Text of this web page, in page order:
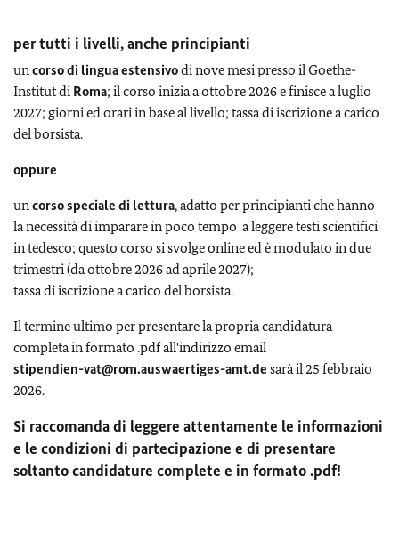
per tutti i livelli, anche principianti
uncorso di lingua estensivodi nove mesi presso il Goethe-
Institut di Roma; il corso inizia a ottobre 2026 e finisce a luglio
2027; giorni ed orari in base al livello; tassa di iscrizione a carico
del borsista.
oppure
uncorso speciale di lettura, adatto per principianti che hanno
la necessità di imparare in poco tempo a leggere testi scientifici
in tedesco; questo corso si svolge online ed è modulato in due
trimestri (da ottobre 2026 ad aprile 2027);
tassa di iscrizione a carico del borsista.
Il termine ultimo per presentare la propria candidatura
completa in formato .pdf all'indirizzo email
stipendien-vat@rom.auswaertiges-amt.de sarà il 25 febbraio
2026.
Si raccomanda di leggere attentamente le informazioni
e le condizioni di partecipazione e di presentare
soltanto candidature complete e in formato .pdf!